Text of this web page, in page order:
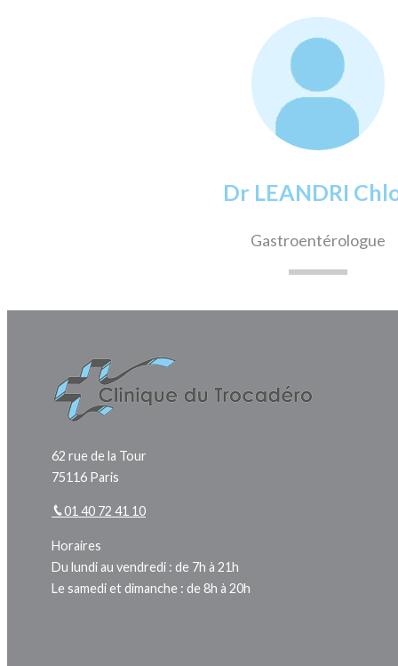
Dr LEANDRI
Gastroentérologue
62 rue de la Tour
75116 Paris
01 40 72 41 10
Horaires
Du lundi au vendredi : de 7h à 21h
Le samedi et dimanche : de 8h à 20h